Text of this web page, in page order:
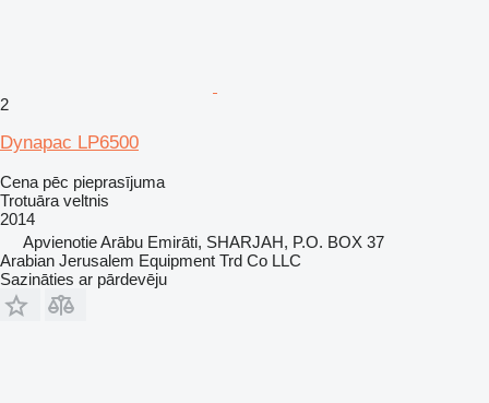
2
Dynapac LP6500
Cena pēc pieprasījuma
Trotuāra veltnis
2014
Apvienotie Arābu Emirāti, SHARJAH, P.O. BOX 37
Arabian Jerusalem Equipment Trd Co LLC
Sazināties ar pārdevēju